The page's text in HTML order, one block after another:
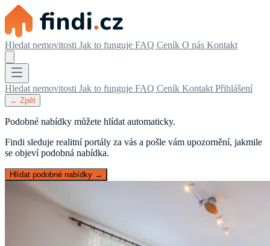
Hledat nemovitosti Jak to funguje FAQ Ceník O nás Kontakt
Hledat nemovitosti Jak to funguje FAQ Ceník Kontakt Přihlášení
← Zpět
Podobné nabídky můžete hlídat automaticky.
Findi sleduje realitní portály za vás a pošle vám upozornění, jakmile
se objeví podobná nabídka.
Hlídat podobné nabídky →